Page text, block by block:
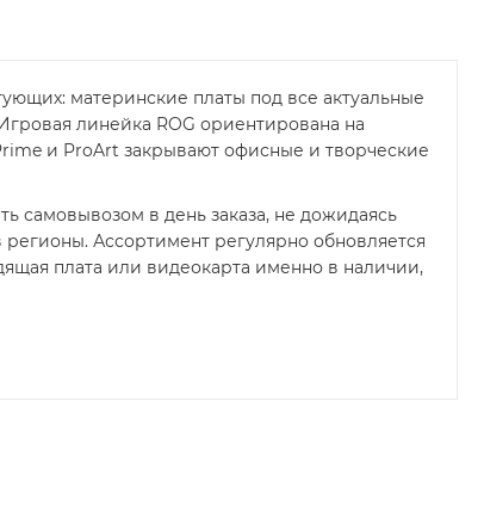
материнские платы под все актуальные
линейка ROG ориентирована на
и ProArt закрывают офисные и творческие
самовывозом в день заказа, не дожидаясь
регионы. Ассортимент регулярно обновляется
плата или видеокарта именно в наличии,